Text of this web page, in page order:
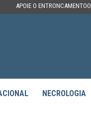
APOIE O
NECROLOGIA